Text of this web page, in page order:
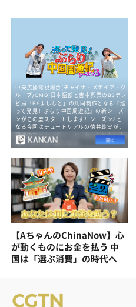
【AちゃんのChinaNow】心
が動くものにお金を払う 中
国は「選ぶ消費」の時代へ